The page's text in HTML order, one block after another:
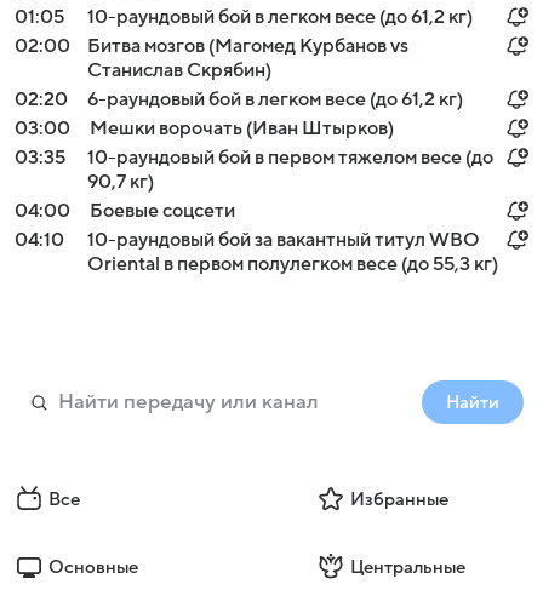
01:05
10-раундовый бой в легком весе (до 61,2 кг)
02:00
Битва мозгов (Магомед Курбанов vs
Станислав Скрябин)
02:20
6-раундовый бой в легком весе (до 61,2 кг)
03:00
Мешки ворочать (Иван Штырков)
03:35
10-раундовый бой в первом тяжелом весе (до
90,7 кг)
04:00
Боевые соцсети
04:10
10-раундовый бой за вакантный титул WBO
Oriental в первом полулегком весе (до 55,3 кг)
Найти
Все Избранные
Основные Центральные